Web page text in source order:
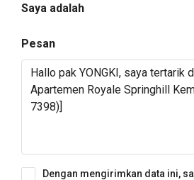
Saya adalah
Pesan
Dengan mengirimkan data ini,